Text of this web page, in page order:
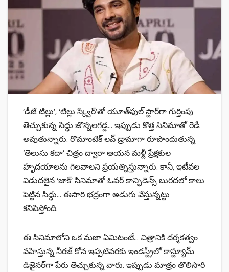
‘డీజే టిల్లు’, ‘టిల్లు స్క్వేర్’తో యూత్‌ఫుల్ స్టార్‌గా గుర్తింపు
తెచ్చుకున్న సిద్ధు జొన్నలగడ్డ… ఇప్పుడు కొత్త సినిమాతో రెడీ
అవుతున్నారు. రొమాంటిక్ లవ్ డ్రామాగా రూపొందుతున్న
‘తెలుసు క‌దా’ చిత్రం ద్వారా ఆయన మళ్లీ ప్రేక్షకుల
హృదయాలను గెలవాలని ప్రయత్నిస్తున్నారు. కానీ, ఇటీవల
విడుదలైన ‘జాక్’ సినిమాతో ఓవర్ కాన్ఫిడెన్స్ బురదలో కాలు
పెట్టిన సిద్ధు… ఈసారి భద్రంగా అడుగు వేస్తున్నట్టు
కనిపిస్తోంది.
ఈ సినిమాలోని ఒక మజా ఏమిటంటే… చిత్రానికి దర్శకత్వం
వహిస్తున్న నీరజ్ కోన ఇప్పటివరకు ఇండస్ట్రీలో కాస్ట్యూమ్
డిజైనర్‌గా పేరు తెచ్చుకున్న వారు. ఇప్పుడు మాత్రం తొలిసారి